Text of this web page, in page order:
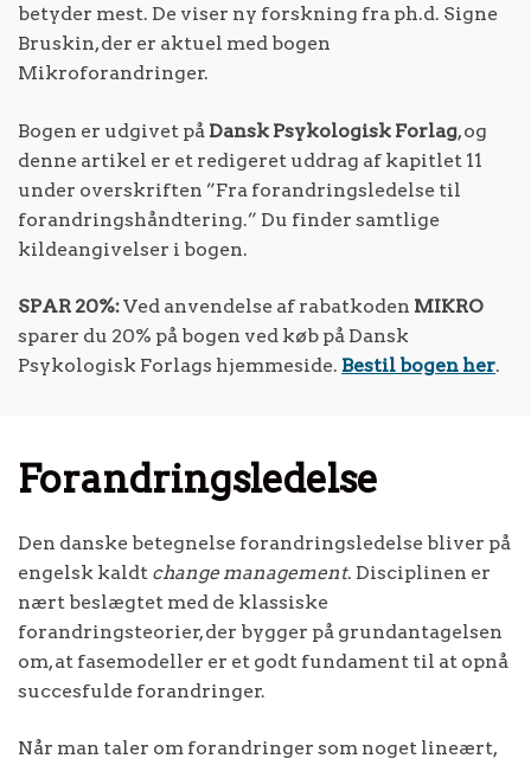
betyder mest. De viser ny forskning fra ph.d. Signe
Bruskin, der er aktuel med bogen
Mikroforandringer.
Bogen er udgivet på Dansk Psykologisk Forlag, og
denne artikel er et redigeret uddrag af kapitlet 11
under overskriften ”Fra forandringsledelse til
forandringshåndtering.” Du finder samtlige
kildeangivelser i bogen.
SPAR 20%:Ved anvendelse af rabatkoden MIKRO
sparer du 20% på bogen ved køb på Dansk
Psykologisk Forlags hjemmeside. Bestil bogen her.
Forandringsledelse
Den danske betegnelse forandringsledelse bliver på
engelsk kaldt change management. Disciplinen er
nært beslægtet med de klassiske
forandringsteorier, der bygger på grundantagelsen
om, at fasemodeller er et godt fundament til at opnå
succesfulde forandringer.
Når man taler om forandringer som noget lineært,